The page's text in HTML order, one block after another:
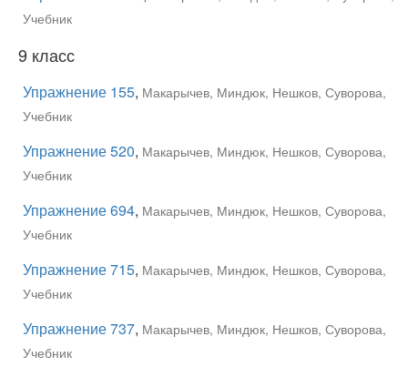
Учебник
9 класс
Упражнение 155, Макарычев, Миндюк, Нешков, Суворова,
Учебник
Упражнение 520, Макарычев, Миндюк, Нешков, Суворова,
Учебник
Упражнение 694, Макарычев, Миндюк, Нешков, Суворова,
Учебник
Упражнение 715, Макарычев, Миндюк, Нешков, Суворова,
Учебник
Упражнение 737, Макарычев, Миндюк, Нешков, Суворова,
Учебник